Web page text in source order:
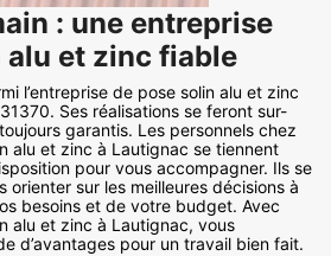
: une entreprise
alu et zinc fiable
l’entreprise de pose solin alu et zinc
Ses réalisations se feront sur-
garantis. Les personnels chez
alu et zinc à Lautignac se tiennent
pour vous accompagner. Ils se
orienter sur les meilleures décisions à
besoins et de votre budget. Avec
alu et zinc à Lautignac, vous
d’avantages pour un travail bien fait.